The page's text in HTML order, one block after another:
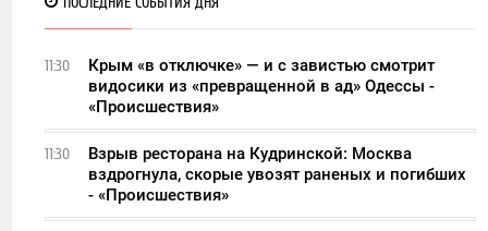
11:30
Крым «в отключке» — и с завистью смотрит
видосики из «превращенной в ад» Одессы -
«Происшествия»
11:30
Взрыв ресторана на Кудринской: Москва
вздрогнула, скорые увозят раненых и погибших
- «Происшествия»